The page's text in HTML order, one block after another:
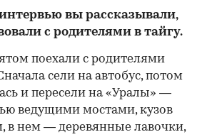
вы рассказывали,
с родителями в тайгу.
поехали с родителями
сели на автобус, потом
и пересели на «Уралы» —
ведущими мостами, кузов
в нем — деревянные лавочки,